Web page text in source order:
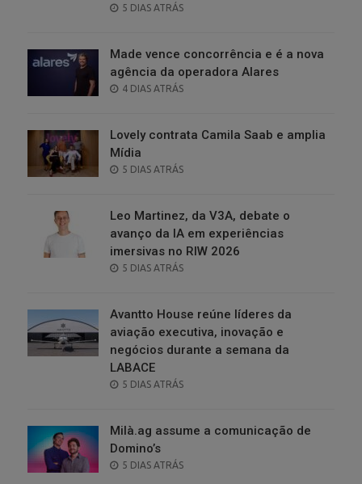
POSTED
5 DIAS ATRÁS
Made vence concorrência e é a nova
agência da operadora Alares
POSTED
4 DIAS ATRÁS
Lovely contrata Camila Saab e amplia
Mídia
POSTED
5 DIAS ATRÁS
Leo Martinez, da V3A, debate o
avanço da IA em experiências
imersivas no RIW 2026
POSTED
5 DIAS ATRÁS
Avantto House reúne líderes da
aviação executiva, inovação e
negócios durante a semana da
LABACE
POSTED
5 DIAS ATRÁS
Milà.ag assume a comunicação de
Domino’s
POSTED
5 DIAS ATRÁS